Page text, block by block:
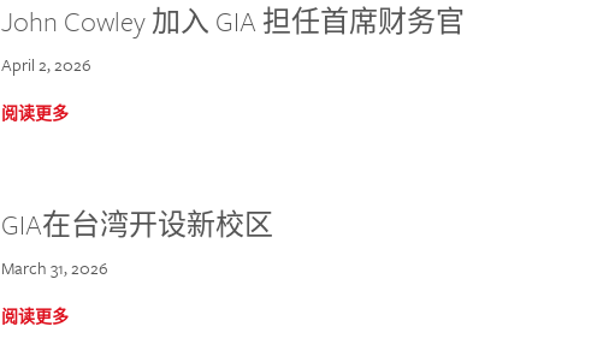
John Cowley 加入 GIA 担任首席财务官
April 2, 2026
阅读更多
GIA在台湾开设新校区
March 31, 2026
阅读更多